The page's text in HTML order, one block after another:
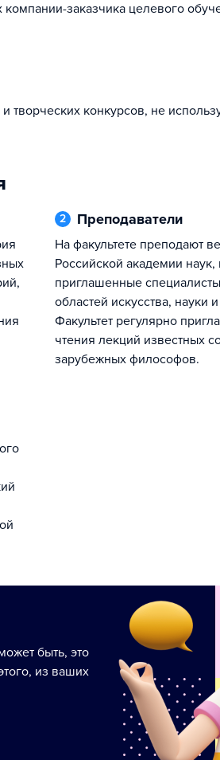
заказчика целевого
творческих конкурсов, не
2 Преподаватели
На факультете преподают ведущие ученые
Российской академии наук,
приглашенные
областей искусства, науки
Факультет регулярно
чтения лекций известных
зарубежных философов.
быть, это
из ваших